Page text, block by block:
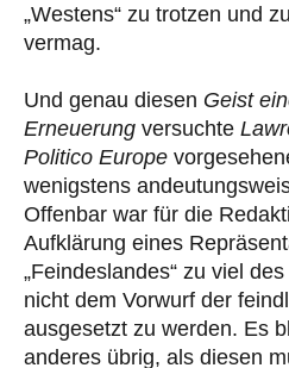
„Westens“ zu trotzen und
vermag.
Und genau diesen Geist
Erneuerung versuchte
Politico Europe
wenigstens
Offenbar war für die
Aufklärung eines
„Feindeslandes“ zu viel
nicht dem Vorwurf der
ausgesetzt zu werden. Es
anderes übrig, als diesen